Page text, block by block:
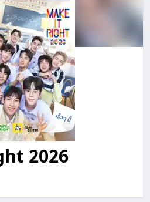
2026makeitright2026